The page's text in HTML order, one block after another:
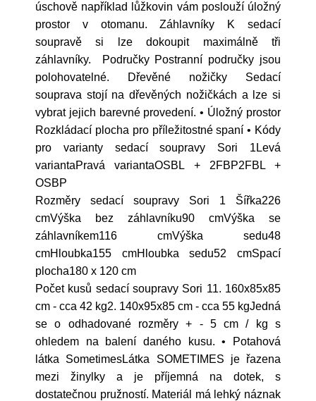
úschově například lůžkovin vám poslouží úložný
prostor v otomanu. Záhlavníky K sedací
soupravě si lze dokoupit maximálně tři
záhlavníky. Područky Postranní područky jsou
polohovatelné. Dřevěné nožičky Sedací
souprava stojí na dřevěných nožičkách a lze si
vybrat jejich barevné provedení. • Úložný prostor
Rozkládací plocha pro příležitostné spaní • Kódy
pro varianty sedací soupravy Sori 1Levá
variantaPravá variantaOSBL + 2FBP2FBL +
OSBP
Rozměry sedací soupravy Sori 1 Šířka226
cmVýška bez záhlavníku90 cmVýška se
záhlavníkem116 cmVýška sedu48
cmHloubka155 cmHloubka sedu52 cmSpací
plocha180 x 120 cm
Počet kusů sedací soupravy Sori 11. 160x85x85
cm - cca 42 kg2. 140x95x85 cm - cca 55 kgJedná
se o odhadované rozměry + - 5 cm / kg s
ohledem na balení daného kusu. • Potahová
látka SometimesLátka SOMETIMES je řazena
mezi žinylky a je příjemná na dotek, s
dostatečnou pružností. Materiál má lehký náznak